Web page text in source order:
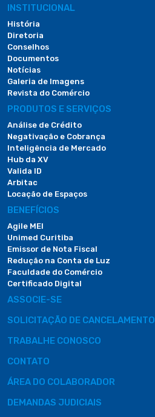
INSTITUCIONAL
História
Diretoria
Conselhos
Documentos
Notícias
Galeria de Imagens
Revista do Comércio
PRODUTOS E SERVIÇOS
Análise de Crédito
Negativação e Cobrança
Inteligência de Mercado
Hub da XV
Valida ID
Arbitac
Locação de Espaços
BENEFÍCIOS
Agile MEI
Unimed Curitiba
Emissor de Nota Fiscal
Redução na Conta de Luz
Faculdade do Comércio
Certificado Digital
ASSOCIE-SE
SOLICITAÇÃO DE CANCELAMENTO
TRABALHE CONOSCO
CONTATO
ÁREA DO COLABORADOR
DEMANDAS JUDICIAIS